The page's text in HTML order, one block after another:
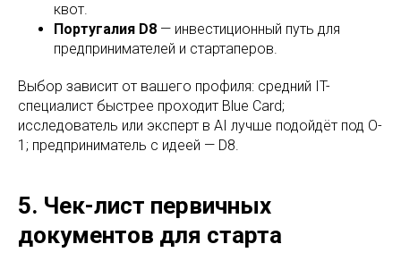
квот.
Португалия D8 — инвестиционный путь для
предпринимателей и стартаперов.
Выбор зависит от вашего профиля: средний IT-
специалист быстрее проходит Blue Card;
исследователь или эксперт в AI лучше подойдёт под O-
1; предприниматель с идеей — D8.
5. Чек-лист первичных
документов для старта